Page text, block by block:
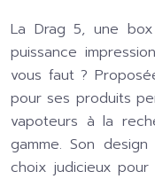
La Drag 5, une
puissance
vous faut ?
pour ses produits
vapoteurs à la
gamme. Son
choix judicieux pour